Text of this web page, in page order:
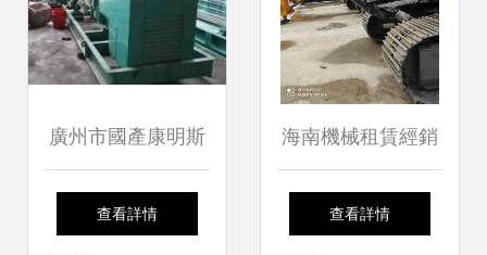
廣州市國產康明斯
發電機租賃 全新設
查看詳情
海南機械租賃經銷
商與機械設備研發
查看詳情